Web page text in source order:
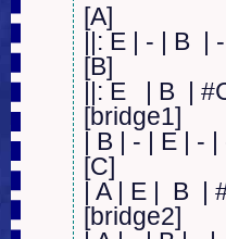
[A]
||: E | - | B  |
[B]
||: E   | B  |
[bridge1]
| B | - | E | - |
[C]
| A | E |  B  |
[bridge2]